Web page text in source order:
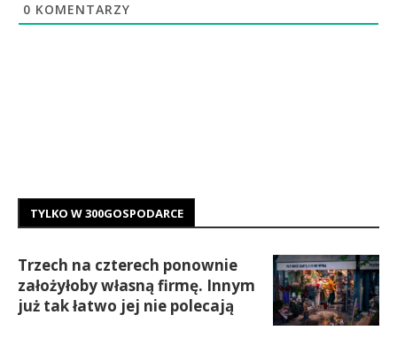
0 KOMENTARZY
TYLKO W 300GOSPODARCE
Trzech na czterech ponownie
założyłoby własną firmę. Innym
już tak łatwo jej nie polecają